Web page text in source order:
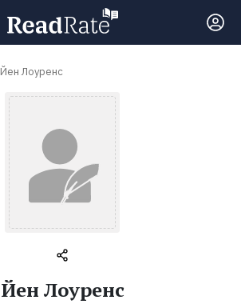
Йен Лоуренс
Йен Лоуренс